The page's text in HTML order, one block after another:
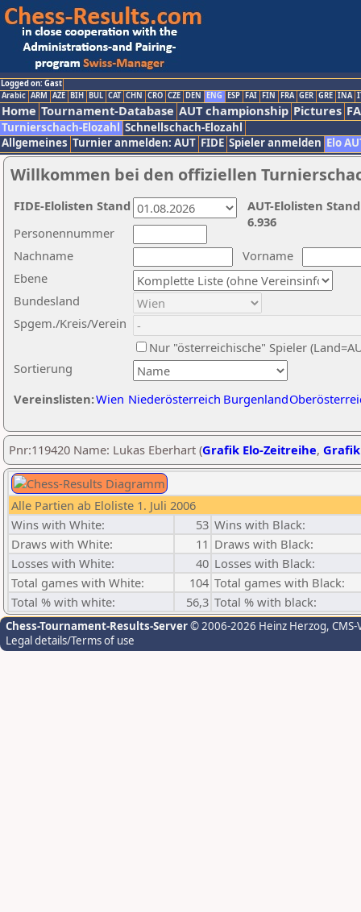
Logged on: Gast
Arabic ARM AZE BIH BUL CAT CHN CRO CZE DEN ENG ESP FAI FIN FRA GER GRE INA
Home Tournament-Database AUT championship Pictures
Turnierschach-Elozahl Schnellschach-Elozahl
Allgemeines Turnier anmelden: AUT FIDE Spieler anmelden Elo
Willkommen bei den offiziellen
Nachname
Vorname
Ebene
Sortierung
Personennummer
Bundesland
Spgem./Kreis/Verein
Nur "österreichische" Spieler
Vereinslisten:Wien Niederösterreich Burgenland
AUT-Elolisten
6.936
FIDE-Elolisten Stand
Pnr:119420 Name: Lukas Eberhart (Grafik Elo-Zeitreihe,
Alle Partien ab Eloliste 1. Juli 2006
Wins with White:
53 Wins with Black:
Draws with White:
11 Draws with Black:
Losses with White:
40 Losses with Black:
Total games with White:
104 Total games with Black:
Total % with white:
56,3 Total % with black:
Chess-Tournament-Results-Server© 2006-2026 Heinz Herzog,
Legal details/Terms of use